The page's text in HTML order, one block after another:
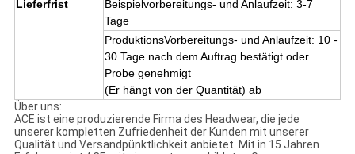
Lieferfrist
Beispielvorbereitungs- und Anlaufzeit: 3-7
Tage
ProduktionsVorbereitungs- und Anlaufzeit: 10 -
30 Tage nach dem Auftrag bestätigt oder
Probe genehmigt
(Er hängt von der Quantität) ab
Über uns:
ACE ist eine produzierende Firma des Headwear, die jede
unserer kompletten Zufriedenheit der Kunden mit unserer
Qualität und Versandpünktlichkeit anbietet. Mit in 15 Jahren